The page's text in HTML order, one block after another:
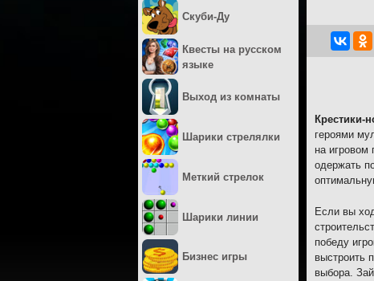
Крестики-
героями
на игровом
одержать
Если вы
победу
выстроить
выбора.
Скуби-Ду
Квесты на русском
языке
Выход из комнаты
Шарики стрелялки
Меткий стрелок
Шарики линии
Бизнес игры